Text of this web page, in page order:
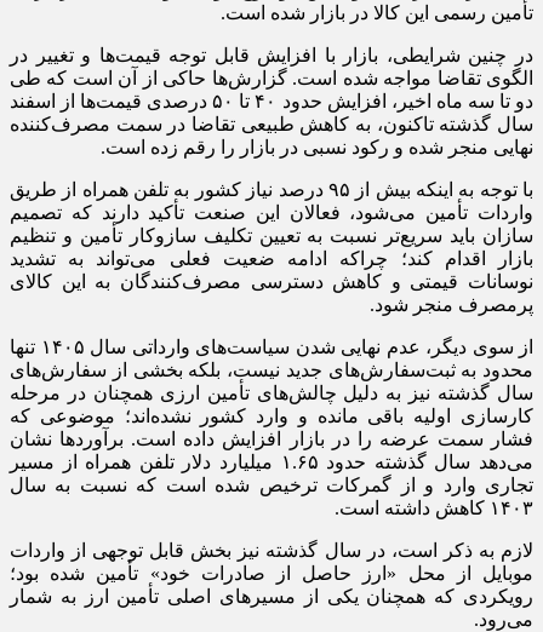
تأمین رسمی این کالا در بازار شده است.
در چنین شرایطی، بازار با افزایش قابل توجه قیمت‌ها و تغییر در
الگوی تقاضا مواجه شده است. گزارش‌ها حاکی از آن است که طی
دو تا سه ماه اخیر، افزایش حدود ۴۰ تا ۵۰ درصدی قیمت‌ها از اسفند
سال گذشته تاکنون، به کاهش طبیعی تقاضا در سمت مصرف‌کننده
نهایی منجر شده و رکود نسبی در بازار را رقم زده است.
با توجه به اینکه بیش از ۹۵ درصد نیاز کشور به تلفن همراه از طریق
واردات تأمین می‌شود، فعالان این صنعت تأکید دارند که تصمیم
سازان باید سریع‌تر نسبت به تعیین تکلیف سازوکار تأمین و تنظیم
بازار اقدام کند؛ چراکه ادامه ضعیت فعلی می‌تواند به تشدید
نوسانات قیمتی و کاهش دسترسی مصرف‌کنندگان به این کالای
پرمصرف منجر شود.
از سوی دیگر، عدم نهایی شدن سیاست‌های وارداتی سال ۱۴۰۵ تنها
محدود به ثبت‌سفارش‌های جدید نیست، بلکه بخشی از سفارش‌های
سال گذشته نیز به دلیل چالش‌های تأمین ارزی همچنان در مرحله
کارسازی اولیه باقی مانده و وارد کشور نشده‌اند؛ موضوعی که
فشار سمت عرضه را در بازار افزایش داده است. برآورد‌ها نشان
می‌دهد سال گذشته حدود ۱.۶۵ میلیارد دلار تلفن همراه از مسیر
تجاری وارد و از گمرکات ترخیص شده است که نسبت به سال
۱۴۰۳ کاهش داشته است.
لازم به ذکر است، در سال گذشته نیز بخش قابل توجهی از واردات
موبایل از محل «ارز حاصل از صادرات خود» تأمین شده بود؛
رویکردی که همچنان یکی از مسیر‌های اصلی تأمین ارز به شمار
می‌رود.